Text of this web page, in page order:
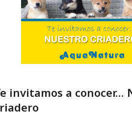
invitamos a conocer…